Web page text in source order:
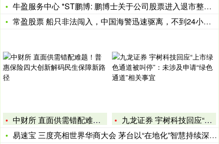
牛盈服务中心 *ST鹏博: 鹏博士关于公司股票进入退市整理期
常盈股票 船只非法闯入，中国海警迅速驱离，不到24小时，多国
中财所 直面供需错配难题！普惠保险四大创新解码民生保障新路径
九龙证券 宇树科技回应“上市绿色通道被叫停”：未涉及申请“绿
易速宝 三度亮相世界华商大会 茅台以“在地化”智慧持续深耕澳